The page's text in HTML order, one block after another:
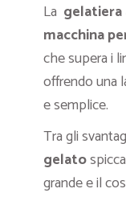
La gelatiera
macchina
che supera i
offrendo una
e semplice.
Tra gli
gelato
grande e il